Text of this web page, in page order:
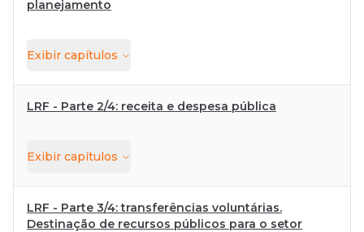
planejamento
Exibir capítulos
LRF - Parte 2/4: receita e despesa pública
Exibir capítulos
LRF - Parte 3/4: transferências voluntárias.
Destinação de recursos públicos para o setor